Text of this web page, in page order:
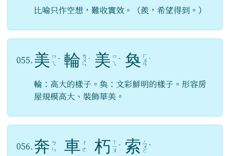
比喻只作空想，難收實效。（羨，希望得到。）
055. 美 ㄇ
ㄟ ˇ 輪 ㄌ
ㄨ
ㄣ
ˊ 美 ㄇ
ㄟ ˇ 奐 ㄏ
ㄨ
ㄢ
ˋ
輪：高大的樣子。奐：文彩鮮明的樣子。形容房
屋規模高大、裝飾華美。
056. 奔 ㄅ
ㄣ
車 ㄔ
ㄜ
朽 ㄒ
ㄧ
ㄡ
ˇ 索 ㄙ
ㄨ
ㄛ
ˇ